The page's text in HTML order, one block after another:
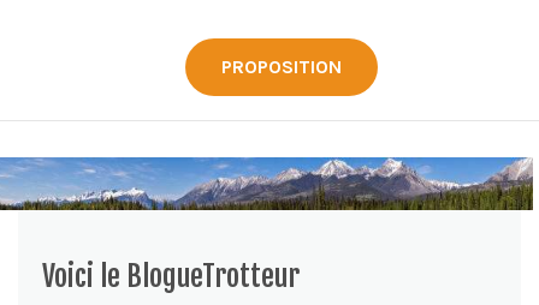
PROPOSITION
Voici le BlogueTrotteur